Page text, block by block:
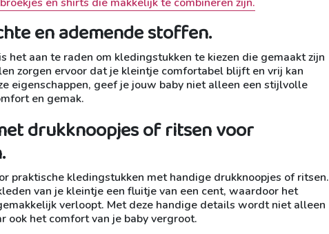
en ademende stoffen.
het aan te raden om kledingstukken te kiezen die gemaakt zijn
zorgen ervoor dat je kleintje comfortabel blijft en vrij kan
eigenschappen, geef je jouw baby niet alleen een stijlvolle
en gemak.
drukknoopjes of ritsen voor
praktische kledingstukken met handige drukknoopjes of ritsen.
van je kleintje een fluitje van een cent, waardoor het
verloopt. Met deze handige details wordt niet alleen
ook het comfort van je baby vergroot.